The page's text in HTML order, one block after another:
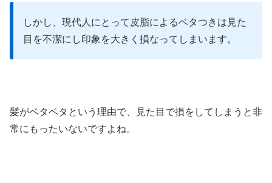
しかし、現代人にとって皮脂によるベタつきは見た
目を不潔にし印象を大きく損なってしまいます。
髪がベタベタという理由で、見た目で損をしてしまうと非
常にもったいないですよね。